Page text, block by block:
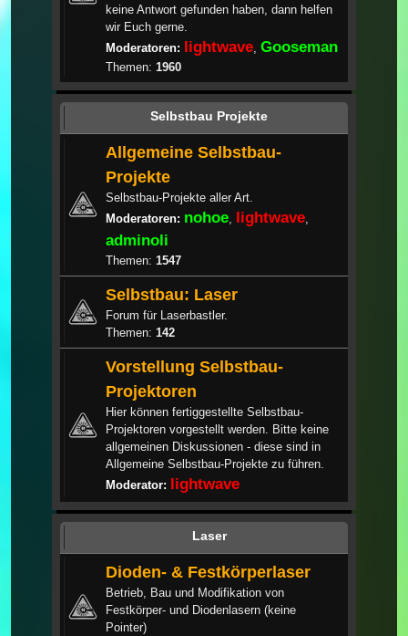
keine Antwort gefunden haben, dann helfen
wir Euch gerne.
Moderatoren: lightwave Gooseman
Themen: 1960
Selbstbau Projekte
Allgemeine Selbstbau-
Projekte
Selbstbau-Projekte aller Art.
Moderatoren: nohoe lightwave
adminoli
Themen: 1547
Selbstbau: Laser
Forum für Laserbastler.
Themen: 142
Vorstellung Selbstbau-
Projektoren
Hier können fertiggestellte Selbstbau-
Projektoren vorgestellt werden. Bitte keine
allgemeinen Diskussionen - diese sind in
Allgemeine Selbstbau-Projekte zu führen.
Moderator: lightwave
Laser
Dioden- & Festkörperlaser
Betrieb, Bau und Modifikation von
Festkörper- und Diodenlasern (keine
Pointer)